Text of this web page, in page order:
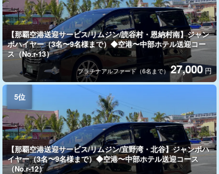
【那覇空港送迎サービス/リムジン/読谷村・恩納村南】ジャン
ボハイヤー（3名〜9名様まで）◆空港〜中部ホテル送迎コー
ス（No.r-13）
プラチナアルファード（6名まで）27,000 円
【那覇空港送迎サービス/リムジン/宜野湾・北谷】ジャンボハ
イヤー（3名〜9名様まで）◆空港〜中部ホテル送迎コース
（No.r-12）